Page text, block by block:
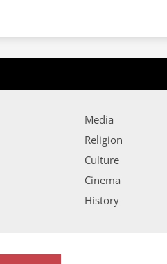
Media
Religion
Culture
Cinema
History